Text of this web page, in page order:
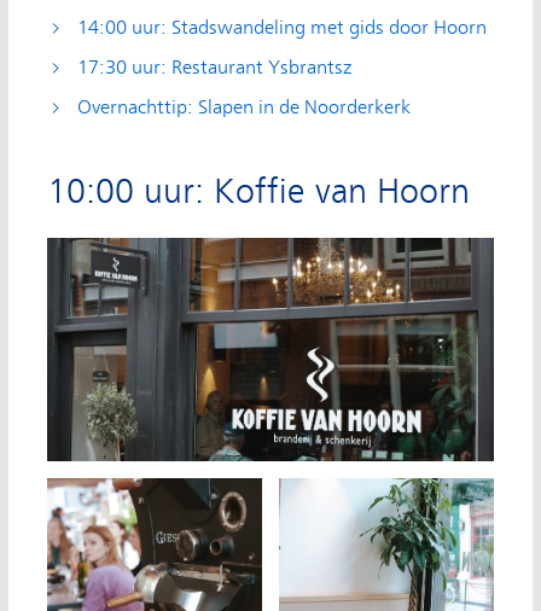
14:00 uur: Stadswandeling met gids door Hoorn
17:30 uur: Restaurant Ysbrantsz
Overnachttip: Slapen in de Noorderkerk
10:00 uur: Koffie van Hoorn